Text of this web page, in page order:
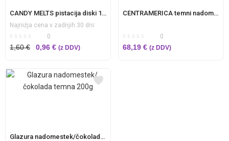
CANDY MELTS pistacija diski 100g – compound/glazura
Najnižja cena v zadnjih 30 dni:
0
1,60€
Izvirna
bila:
0,96 €Trenutna
0,96 €.
(z DDV)
CENTRAMERICA temni nadomestek čokolade/glazura 10kg
0
68,19 € (z DDV)
Glazura nadomestek/čokolada temna 200g